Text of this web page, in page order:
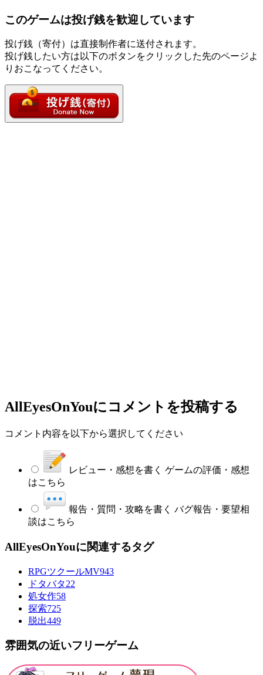
このゲームは投げ銭を歓迎しています
投げ銭（寄付）は直接制作者に送付されます。
投げ銭したい方は以下のボタンをクリックした先のページよ
りおこなってください。
AllEyesOnYouにコメントを投稿する
コメント内容を以下から選択してください
レビュー・感想を書く ゲームの評価・感想
はこちら
報告・質問・攻略を書く バグ報告・要望相
談はこちら
AllEyesOnYouに関連するタグ
RPGツクールMV943
ドタバタ22
処女作58
探索725
脱出449
雰囲気の近いフリーゲーム